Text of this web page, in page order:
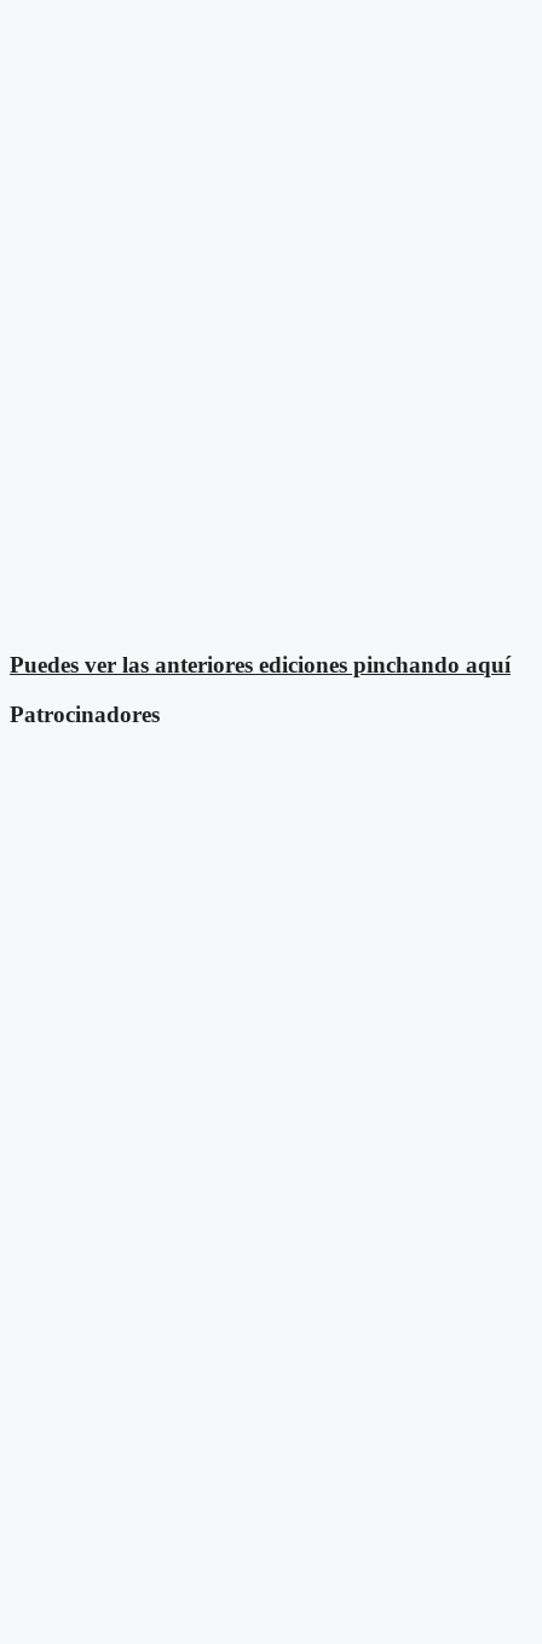
Puedes ver las anteriores ediciones pinchando aquí
Patrocinadores